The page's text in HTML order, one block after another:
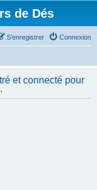
de Dés
Connexion
S’enregistrer
et connecté pour